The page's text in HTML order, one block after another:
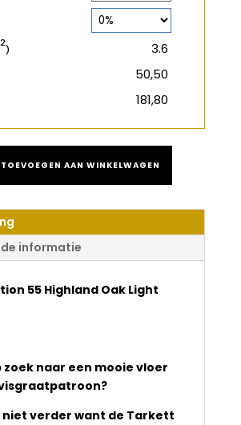
2
)
TOEVOEGEN AAN WINKELWAGEN
informatie
55 Highland Oak Light
zoek naar een mooie vloer
niet verder want de Tarkett